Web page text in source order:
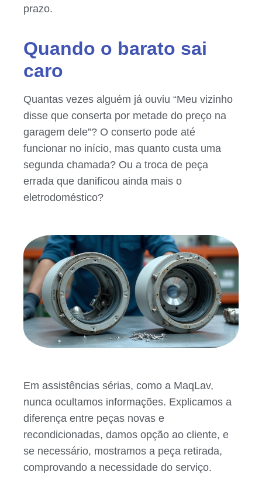
prazo.
Quando o barato sai
caro
Quantas vezes alguém já ouviu “Meu vizinho
disse que conserta por metade do preço na
garagem dele”? O conserto pode até
funcionar no início, mas quanto custa uma
segunda chamada? Ou a troca de peça
errada que danificou ainda mais o
eletrodoméstico?
Em assistências sérias, como a MaqLav,
nunca ocultamos informações. Explicamos a
diferença entre peças novas e
recondicionadas, damos opção ao cliente, e
se necessário, mostramos a peça retirada,
comprovando a necessidade do serviço.